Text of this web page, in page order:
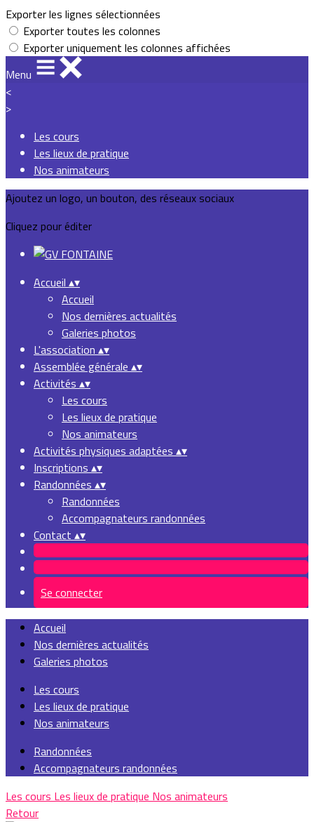
Exporter les lignes sélectionnées
Exporter toutes les colonnes
Exporter uniquement les colonnes affichées
Menu
<
>
Les cours
Les lieux de pratique
Nos animateurs
Ajoutez un logo, un bouton, des réseaux sociaux
Cliquez pour éditer
Accueil ▴▾
Accueil
Nos dernières actualités
Galeries photos
L'association ▴▾
Assemblée générale ▴▾
Activités ▴▾
Les cours
Les lieux de pratique
Nos animateurs
Activités physiques adaptées ▴▾
Inscriptions ▴▾
Randonnées ▴▾
Randonnées
Accompagnateurs randonnées
Contact ▴▾
Se connecter
Accueil
Nos dernières actualités
Galeries photos
Les cours
Les lieux de pratique
Nos animateurs
Randonnées
Accompagnateurs randonnées
Les cours Les lieux de pratique Nos animateurs
Retour